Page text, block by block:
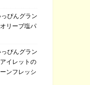
ぴんグラン
リーブ塩パ
ぴんグラン
イレットの
ンフレッシ